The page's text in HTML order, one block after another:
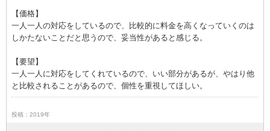
【価格】
一人一人の対応をしているので、比較的に料金を高くなっていくのは
しかたないことだと思うので、妥当性があると感じる。
【要望】
一人一人に対応をしてくれているので、いい部分があるが、やはり他
と比較されることがあるので、個性を重視してほしい。
投稿：2019年